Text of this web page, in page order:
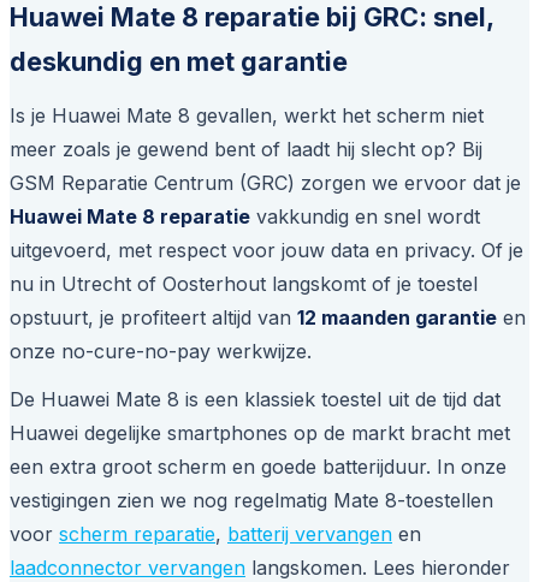
Huawei Mate 8 reparatie bij GRC: snel,
deskundig en met garantie
Is je Huawei Mate 8 gevallen, werkt het scherm niet
meer zoals je gewend bent of laadt hij slecht op? Bij
GSM Reparatie Centrum (GRC) zorgen we ervoor dat je
Huawei Mate 8 reparatie vakkundig en snel wordt
uitgevoerd, met respect voor jouw data en privacy. Of je
nu in Utrecht of Oosterhout langskomt of je toestel
opstuurt, je profiteert altijd van 12 maanden garantie en
onze no-cure-no-pay werkwijze.
De Huawei Mate 8 is een klassiek toestel uit de tijd dat
Huawei degelijke smartphones op de markt bracht met
een extra groot scherm en goede batterijduur. In onze
vestigingen zien we nog regelmatig Mate 8-toestellen
voor scherm reparatie, batterij vervangen en
laadconnector vervangen langskomen. Lees hieronder